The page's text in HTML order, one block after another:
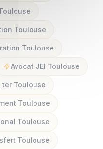
Toulouse
Toulouse
Avocat JEI Toulouse
ter Toulouse
Toulouse
Toulouse
Toulouse